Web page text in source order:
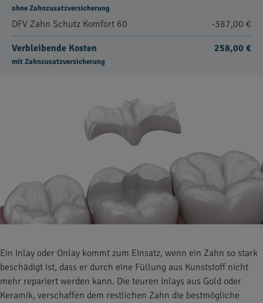
ohne Zahnzusatzversicherung
DFV Zahn Schutz Komfort 60 -387,00 €
Verbleibende Kosten
mit Zahnzusatzversicherung
258,00 €
Ein Inlay oder Onlay kommt zum Einsatz, wenn ein Zahn so stark
beschädigt ist, dass er durch eine Füllung aus Kunststoff nicht
mehr repariert werden kann. Die teuren Inlays aus Gold oder
Keramik, verschaffen dem restlichen Zahn die bestmögliche